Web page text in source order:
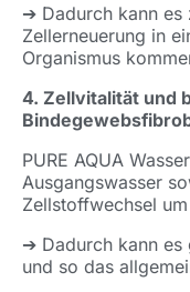
➔ Dadurch kann es
Zellerneuerung in
Organismus
4. Zellvitalität und
PURE AQUA
Ausgangswasser
Zellstoffwechsel
➔ Dadurch kann
und so das